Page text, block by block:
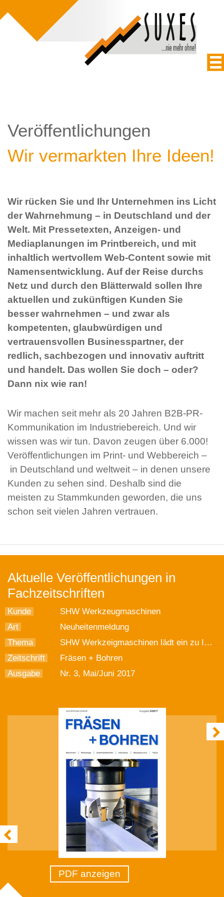
Veröffentlichungen
Wir vermarkten Ihre Ideen!
Wir rücken Sie und Ihr Unternehmen ins Licht
der Wahrnehmung – in Deutschland und der
Welt. Mit Pressetexten, Anzeigen- und
Mediaplanungen im Printbereich, und mit
inhaltlich wertvollem Web-Content sowie mit
Namensentwicklung. Auf der Reise durchs
Netz und durch den Blätterwald sollen Ihre
aktuellen und zukünftigen Kunden Sie
besser wahrnehmen – und zwar als
kompetenten, glaubwürdigen und
vertrauensvollen Businesspartner, der
redlich, sachbezogen und innovativ auftritt
und handelt. Das wollen Sie doch – oder?
Dann nix wie ran!
Wir machen seit mehr als 20 Jahren B2B-PR-
Kommunikation im Industriebereich. Und wir
wissen was wir tun. Davon zeugen über 6.000!
Veröffentlichungen im Print- und Webbereich –
in Deutschland und weltweit – in denen unsere
Kunden zu sehen sind. Deshalb sind die
meisten zu Stammkunden geworden, die uns
schon seit vielen Jahren vertrauen.
Aktuelle Veröffentlichungen in
Fachzeitschriften
Kunde
SHW Werkzeugmaschinen
Art
Neuheitenmeldung
Thema
SHW Werkzeigmaschinen lädt ein zu Innovations- und Technologietagen vom 18.-20. Mai
Zeitschrift
Fräsen + Bohren
Ausgabe
Nr. 3, Mai/Juni 2017
PDF anzeigen